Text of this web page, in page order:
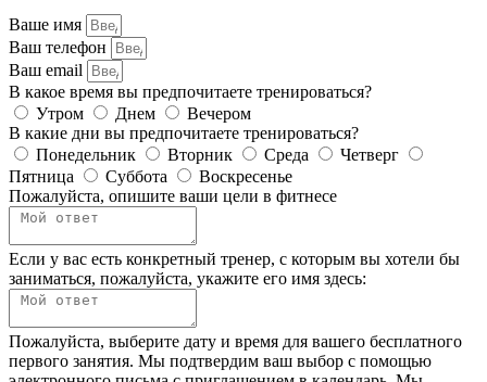
Ваше имя
Ваш телефон
Ваш email
В какое время вы предпочитаете тренироваться?
Утром
Днем
Вечером
В какие дни вы предпочитаете тренироваться?
Понедельник
Вторник Среда
Четверг
Пятница
Суббота
Воскресенье
Пожалуйста, опишите ваши цели в фитнесе
Если у вас есть конкретный тренер, с которым вы хотели бы
заниматься, пожалуйста, укажите его имя здесь:
Пожалуйста, выберите дату и время для вашего бесплатного
первого занятия. Мы подтвердим ваш выбор с помощью